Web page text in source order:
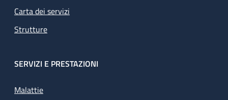
Carta dei servizi
Strutture
SERVIZI E PRESTAZIONI
Malattie